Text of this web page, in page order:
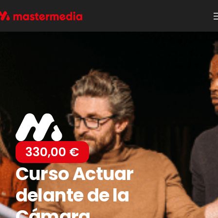
330,00 €
Curso Actuar
delante de la